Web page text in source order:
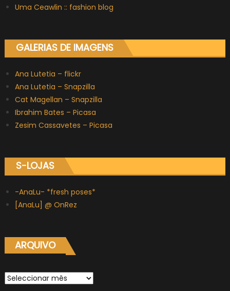
Uma Ceawlin :: fashion blog
GALERIAS DE IMAGENS
Ana Lutetia – flickr
Ana Lutetia – Snapzilla
Cat Magellan – Snapzilla
Ibrahim Bates – Picasa
Zesim Cassavetes – Picasa
S-LOJAS
-AnaLu- *fresh poses*
[AnaLu] @ OnRez
ARQUIVO
Arquivo